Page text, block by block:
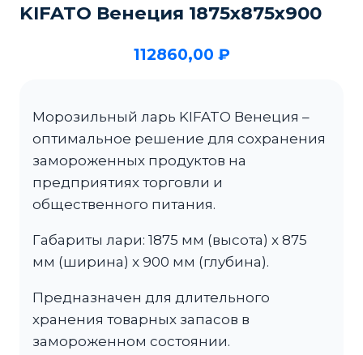
KIFATO Венеция 1875х875х900
112860,00 ₽
Морозильный ларь KIFATO Венеция –
оптимальное решение для сохранения
замороженных продуктов на
предприятиях торговли и
общественного питания.
Габариты лари: 1875 мм (высота) x 875
мм (ширина) x 900 мм (глубина).
Предназначен для длительного
хранения товарных запасов в
замороженном состоянии.